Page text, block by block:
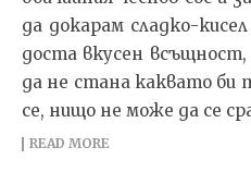
да докарам сладко-
доста вкусен
да не стана каквато би
се, нищо не може да се
READ MORE